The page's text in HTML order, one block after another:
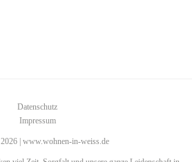
Datenschutz
Impressum
| www.wohnen-in-weiss.de